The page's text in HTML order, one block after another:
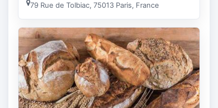
79 Rue de Tolbiac, 75013 Paris, France